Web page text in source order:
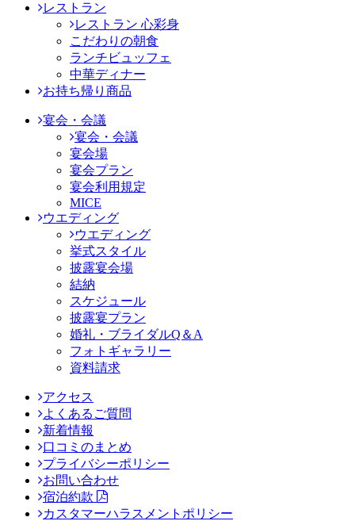
レストラン
レストラン 心彩身
こだわりの朝食
ランチビュッフェ
中華ディナー
お持ち帰り商品
宴会・会議
宴会・会議
宴会場
宴会プラン
宴会利用規定
MICE
ウエディング
ウエディング
挙式スタイル
披露宴会場
結納
スケジュール
披露宴プラン
婚礼・ブライダルQ＆A
フォトギャラリー
資料請求
アクセス
よくあるご質問
新着情報
口コミのまとめ
プライバシーポリシー
お問い合わせ
宿泊約款
カスタマーハラスメントポリシー